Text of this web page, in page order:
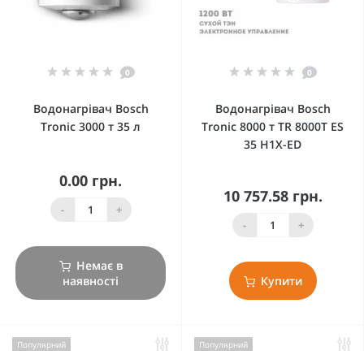
0
Водонагрівач Bosch
Tronic 3000 т 35 л
0.00 грн.
- +
Немає в
наявності
0
Водонагрівач Bosch
Tronic 8000 т TR 8000T ES
35 H1X-ED
10 757.58 грн.
- +
Купити
Популярний
Популярний